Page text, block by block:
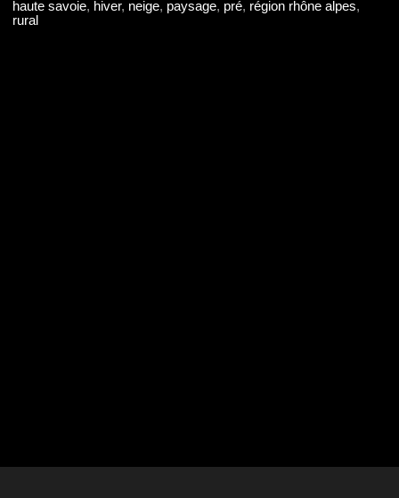
haute savoie, hiver, neige, paysage, pré, région rhône alpes,
rural